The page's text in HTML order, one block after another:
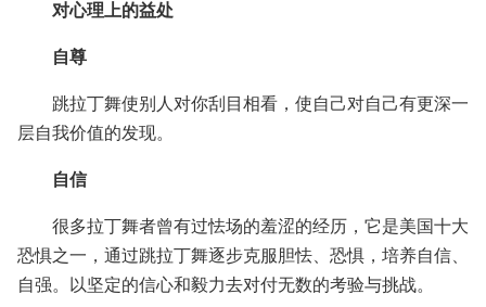
对心理上的益处
自尊
跳拉丁舞使别人对你刮目相看，使自己对自己有更深一
层自我价值的发现。
自信
很多拉丁舞者曾有过怯场的羞涩的经历，它是美国十大
恐惧之一，通过跳拉丁舞逐步克服胆怯、恐惧，培养自信、
自强。以坚定的信心和毅力去对付无数的考验与挑战。